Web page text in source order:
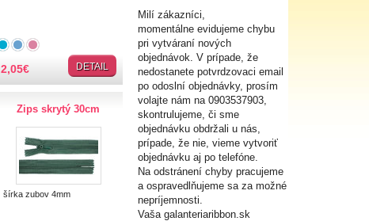
2,05€ DETAIL
Zips skrytý 30cm
šírka zubov 4mm
Milí zákazníci,
momentálne evidujeme chybu
pri vytváraní nových
objednávok. V prípade, že
nedostanete potvrdzovaci email
po odoslní objednávky, prosím
volajte nám na 0903537903,
skontrulujeme, či sme
objednávku obdržali u nás,
prípade, že nie, vieme vytvoriť
objednávku aj po telefóne.
Na odstránení chyby pracujeme
a ospravedlňujeme sa za možné
nepríjemnosti.
Vaša galanteriaribbon.sk